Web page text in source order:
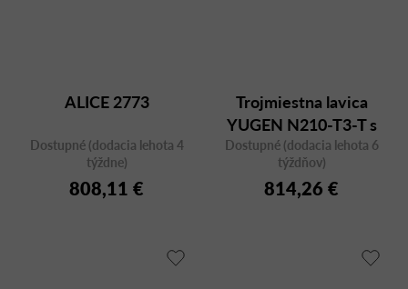
ALICE 2773
Dostupné (dodacia lehota 4
týždne)
808,11 €
Trojmiestna lavica
YUGEN N210-T3-T s
odkladacím stolíkom
Dostupné (dodacia lehota 6
týždňov)
814,26 €